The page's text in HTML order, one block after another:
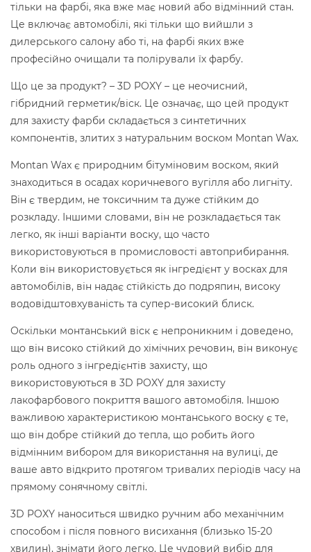
тільки на фарбі, яка вже має новий або відмінний стан.
Це включає автомобілі, які тільки що вийшли з
дилерського салону або ті, на фарбі яких вже
професійно очищали та полірували їх фарбу.
Що це за продукт? – 3D POXY – це неочисний,
гібридний герметик/віск. Це означає, що цей продукт
для захисту фарби складається з синтетичних
компонентів, злитих з натуральним воском Montan Wax.
Montan Wax є природним бітуміновим воском, який
знаходиться в осадах коричневого вугілля або лигніту.
Він є твердим, не токсичним та дуже стійким до
розкладу. Іншими словами, він не розкладається так
легко, як інші варіанти воску, що часто
використовуються в промисловості автоприбирання.
Коли він використовується як інгредієнт у восках для
автомобілів, він надає стійкість до подряпин, високу
водовідштовхуваність та супер-високий блиск.
Оскільки монтанський віск є непроникним і доведено,
що він високо стійкий до хімічних речовин, він виконує
роль одного з інгредієнтів захисту, що
використовуються в 3D POXY для захисту
лакофарбового покриття вашого автомобіля. Іншою
важливою характеристикою монтанського воску є те,
що він добре стійкий до тепла, що робить його
відмінним вибором для використання на вулиці, де
ваше авто відкрито протягом тривалих періодів часу на
прямому сонячному світлі.
3D POXY наноситься швидко ручним або механічним
способом і після повного висихання (близько 15-20
хвилин), знімати його легко. Це чудовий вибір для